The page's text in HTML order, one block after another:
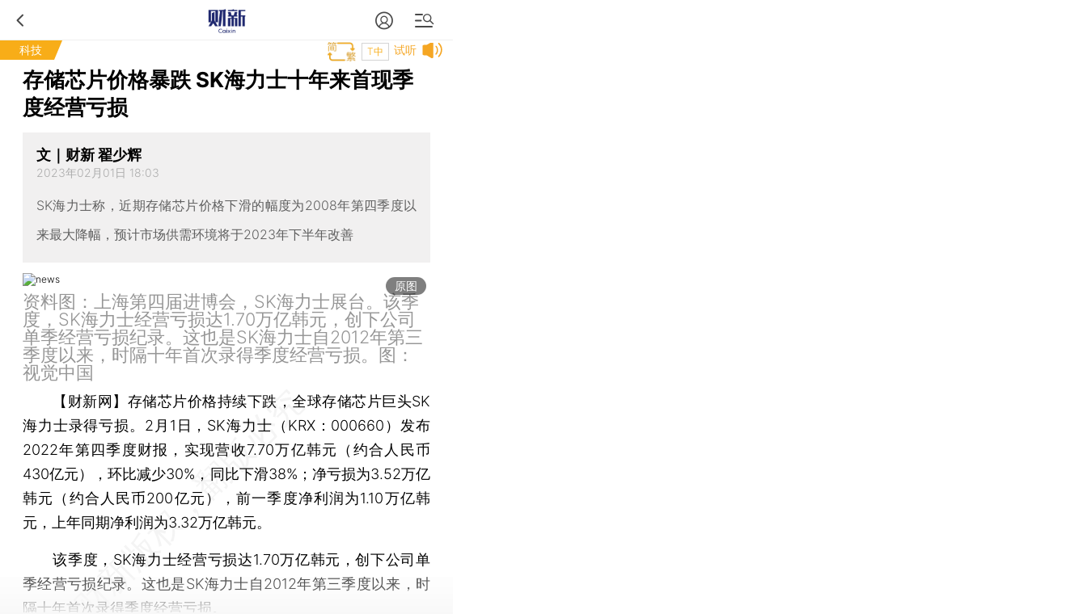
科技 试听
T中
存储芯片价格暴跌 SK海力士十年来首现季
度经营亏损
文｜财新 翟少辉
2023年02月01日 18:03
SK海力士称，近期存储芯片价格下滑的幅度为2008年第四季度以
来最大降幅，预计市场供需环境将于2023年下半年改善
原图
资料图：上海第四届进博会，SK海力士展台。该季
度，SK海力士经营亏损达1.70万亿韩元，创下公司
单季经营亏损纪录。这也是SK海力士自2012年第三
季度以来，时隔十年首次录得季度经营亏损。图：
视觉中国
【财新网】 存储芯片价格持续下跌，全球存储芯片巨头SK
海力士录得亏损。2月1日，SK海力士（KRX：000660）发布
2022年第四季度财报，实现营收7.70万亿韩元（约合人民币
430亿元），环比减少30%，同比下滑38%；净亏损为3.52万亿
韩元（约合人民币200亿元），前一季度净利润为1.10万亿韩
元，上年同期净利润为3.32万亿韩元。
该季度，SK海力士经营亏损达1.70万亿韩元，创下公司单
季经营亏损纪录。这也是SK海力士自2012年第三季度以来，时
隔十年首次录得季度经营亏损。